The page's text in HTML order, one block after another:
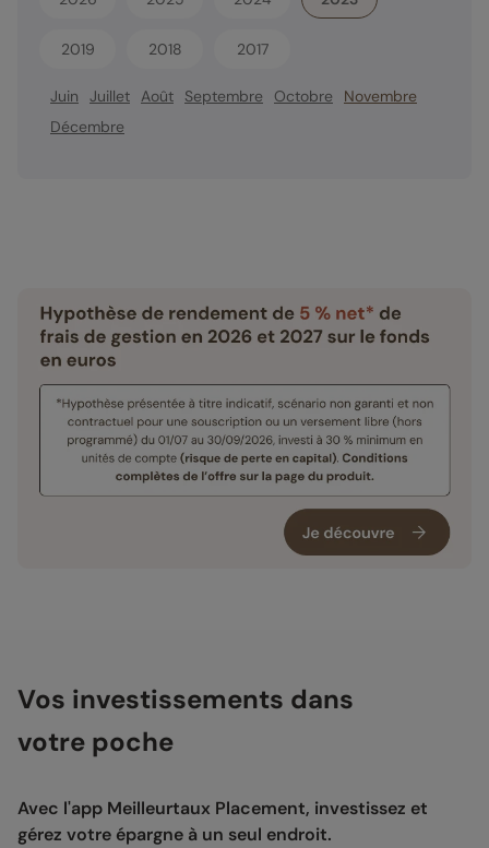
2019 2018 2017
Juin Juillet Août Septembre Octobre
Novembre
Décembre
Vos investissements dans
votre poche
Avec l'app Meilleurtaux Placement, investissez et
gérez votre épargne à un seul endroit.